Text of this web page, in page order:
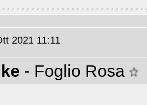
2021 11:11
- Foglio Rosa